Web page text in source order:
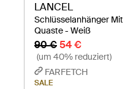
LANCEL
Schlüsselanhänger Mit
Quaste - Weiß
90 € 54 €
(um 40% reduziert)
FARFETCH
SALE